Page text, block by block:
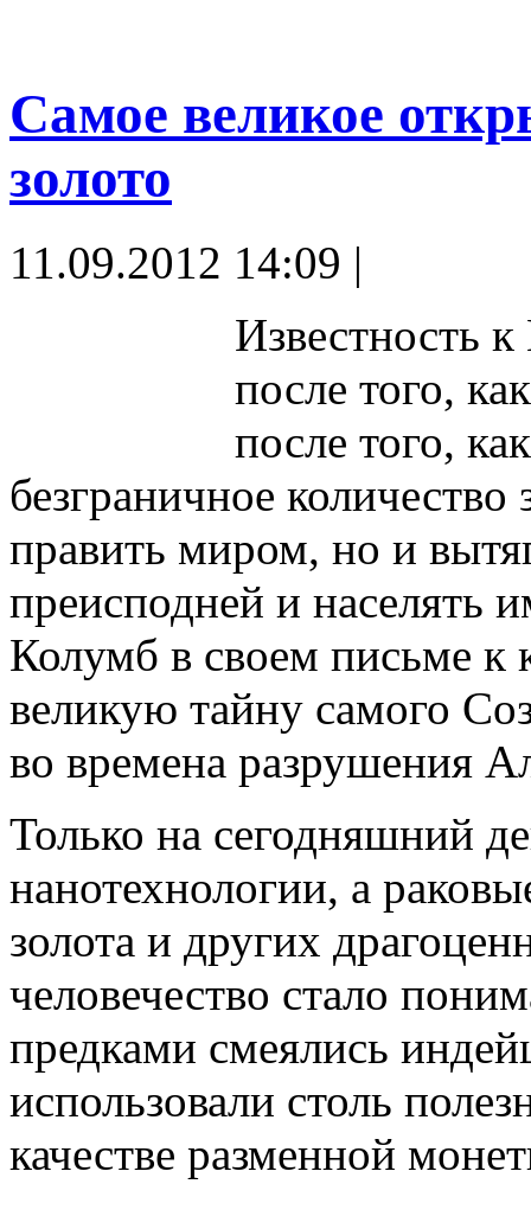
Самое великое
золото
11.09.2012 14:09 |
Известность
после того,
после того,
безграничное
править миром, но и
преисподней и населять
Колумб в своем письме к
великую тайну самого
во времена разрушения
Только на сегодняшний
нанотехнологии, а
золота и других
человечество стало
предками смеялись
использовали столь
качестве разменной